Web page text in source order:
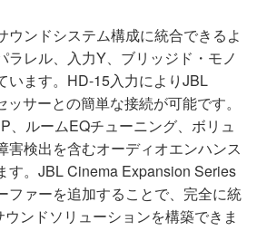
ウンドシステム構成に統合できるよ
ラレル、入力Y、ブリッジド・モノ
います。HD-15入力によりJBL
サーとの簡単な接続が可能です。
、ルームEQチューニング、ボリュ
害検出を含むオーディオエンハンス
す。JBL Cinema Expansion Series
ファーを追加することで、完全に統
ンドソリューションを構築できま